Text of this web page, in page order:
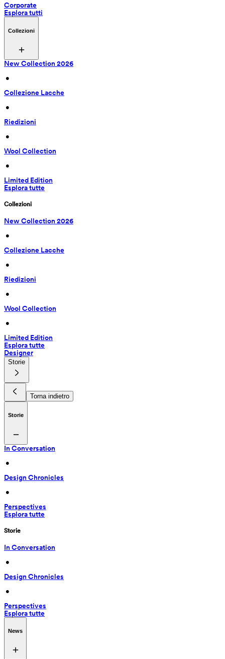
Corporate
Esplora tutti
Collezioni
New Collection 2026
•
Collezione Lacche
•
Riedizioni
•
Wool Collection
•
Limited Edition
Esplora tutte
Collezioni
New Collection 2026
•
Collezione Lacche
•
Riedizioni
•
Wool Collection
•
Limited Edition
Esplora tutte
Designer
Storie
Torna indietro
Storie
In Conversation
•
Design Chronicles
•
Perspectives
Esplora tutte
Storie
In Conversation
•
Design Chronicles
•
Perspectives
Esplora tutte
News